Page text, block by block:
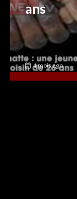
ans
4 mois ago